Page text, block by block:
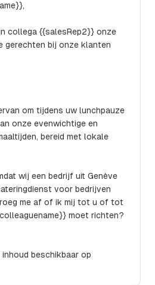
collega {{salesRep2}} onze
gerechten bij onze klanten
om tijdens uw lunchpauze
onze evenwichtige en
bereid met lokale
wij een bedrijf uit Genève
voor bedrijven
me af of ik mij tot u of tot
moet richten?
inhoud beschikbaar op